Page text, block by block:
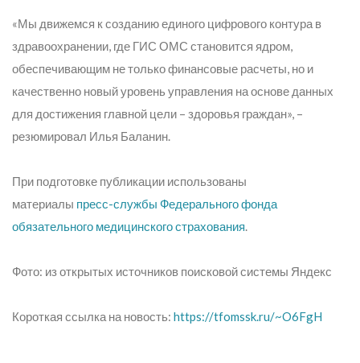
«Мы движемся к созданию единого цифрового контура в
здравоохранении, где ГИС ОМС становится ядром,
обеспечивающим не только финансовые расчеты, но и
качественно новый уровень управления на основе данных
для достижения главной цели – здоровья граждан», –
резюмировал Илья Баланин.
При подготовке публикации использованы
материалы пресс-службы Федерального фонда
обязательного медицинского страхования.
Фото: из открытых источников поисковой системы Яндекс
Короткая ссылка на новость: https://tfomssk.ru/~O6FgH